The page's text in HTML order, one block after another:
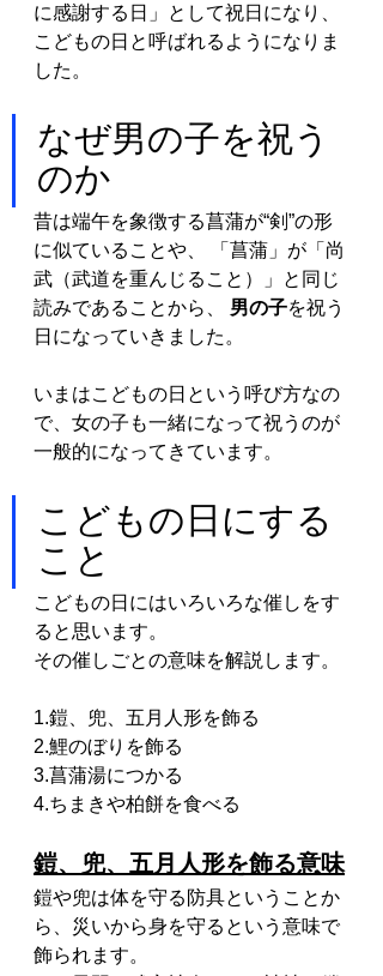
に感謝する日」として祝日になり、
こどもの日と呼ばれるようになりま
した。
なぜ男の子を祝う
のか
昔は端午を象徴する菖蒲が“剣”の形
に似ていることや、 「菖蒲」が「尚
武（武道を重んじること）」と同じ
読みであることから、
男の子を祝う
日になっていきました。
いまはこどもの日という呼び方なの
で、女の子も一緒になって祝うのが
一般的になってきています。
こどもの日にする
こと
こどもの日にはいろいろな催しをす
ると思います。
その催しごとの意味を解説します。
1.鎧、兜、五月人形を飾る
2.鯉のぼりを飾る
3.菖蒲湯につかる
4.ちまきや柏餅を食べる
鎧、兜、五月人形を飾る意味
鎧や兜は体を守る防具ということか
ら、災いから身を守るという意味で
飾られます。